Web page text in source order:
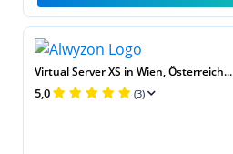
Virtual Server XS in Wien, Österreich...
5,0 (3)